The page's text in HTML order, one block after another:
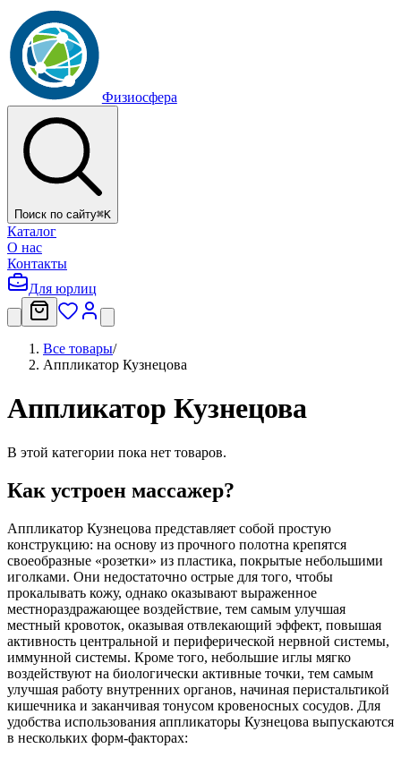
Физиосфера
Поиск по сайту⌘K
Каталог
О нас
Контакты
Для юрлиц
Все товары/
Аппликатор Кузнецова
Аппликатор Кузнецова
В этой категории пока нет товаров.
Как устроен массажер?
Аппликатор Кузнецова представляет собой простую
конструкцию: на основу из прочного полотна крепятся
своеобразные «розетки» из пластика, покрытые небольшими
иголками. Они недостаточно острые для того, чтобы
прокалывать кожу, однако оказывают выраженное
местнораздражающее воздействие, тем самым улучшая
местный кровоток, оказывая отвлекающий эффект, повышая
активность центральной и периферической нервной системы,
иммунной системы. Кроме того, небольшие иглы мягко
воздействуют на биологически активные точки, тем самым
улучшая работу внутренних органов, начиная перистальтикой
кишечника и заканчивая тонусом кровеносных сосудов. Для
удобства использования аппликаторы Кузнецова выпускаются
в нескольких форм-факторах: